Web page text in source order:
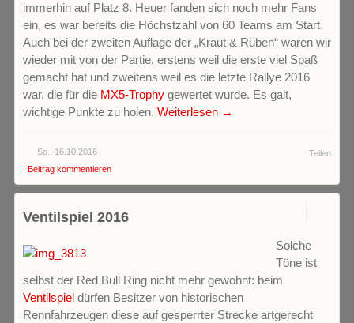
immerhin auf Platz 8. Heuer fanden sich noch mehr Fans
ein, es war bereits die Höchstzahl von 60 Teams am Start.
Auch bei der zweiten Auflage der „Kraut & Rüben“ waren wir
wieder mit von der Partie, erstens weil die erste viel Spaß
gemacht hat und zweitens weil es die letzte Rallye 2016
war, die für die MX5-Trophy gewertet wurde. Es galt,
wichtige Punkte zu holen. Weiterlesen →
Teilen
So.. 16.10.2016
| Beitrag kommentieren
Ventilspiel 2016
Solche
Töne ist
selbst der Red Bull Ring nicht mehr gewohnt: beim
Ventilspiel dürfen Besitzer von historischen
Rennfahrzeugen diese auf gesperrter Strecke artgerecht